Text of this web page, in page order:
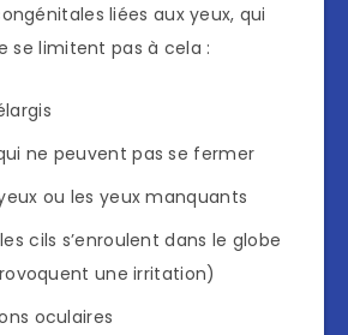
liées aux yeux, qui
se limitent pas à cela :
ne peuvent pas se fermer
ou les yeux manquants
cils s’enroulent dans le globe
une irritation)
oculaires